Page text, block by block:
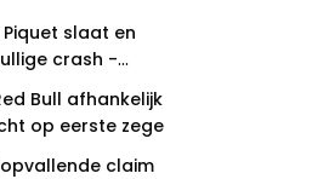
slaat en
crash -
Bull afhankelijk
op eerste zege
claim